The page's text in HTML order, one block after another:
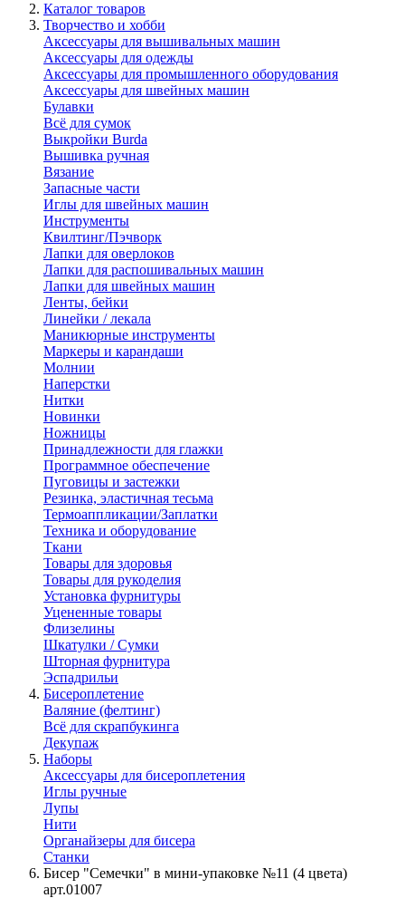
Каталог товаров
Творчество и хобби
Аксессуары для вышивальных машин
Аксессуары для одежды
Аксессуары для промышленного оборудования
Аксессуары для швейных машин
Булавки
Всё для сумок
Выкройки Burda
Вышивка ручная
Вязание
Запасные части
Иглы для швейных машин
Инструменты
Квилтинг/Пэчворк
Лапки для оверлоков
Лапки для распошивальных машин
Лапки для швейных машин
Ленты, бейки
Линейки / лекала
Маникюрные инструменты
Маркеры и карандаши
Молнии
Наперстки
Нитки
Новинки
Ножницы
Принадлежности для глажки
Программное обеспечение
Пуговицы и застежки
Резинка, эластичная тесьма
Термоаппликации/Заплатки
Техника и оборудование
Ткани
Товары для здоровья
Товары для рукоделия
Установка фурнитуры
Уцененные товары
Флизелины
Шкатулки / Сумки
Шторная фурнитура
Эспадрильи
Бисероплетение
Валяние (фелтинг)
Всё для скрапбукинга
Декупаж
Наборы
Аксессуары для бисероплетения
Иглы ручные
Лупы
Нити
Органайзеры для бисера
Станки
Бисер "Семечки" в мини-упаковке №11 (4 цвета)
арт.01007